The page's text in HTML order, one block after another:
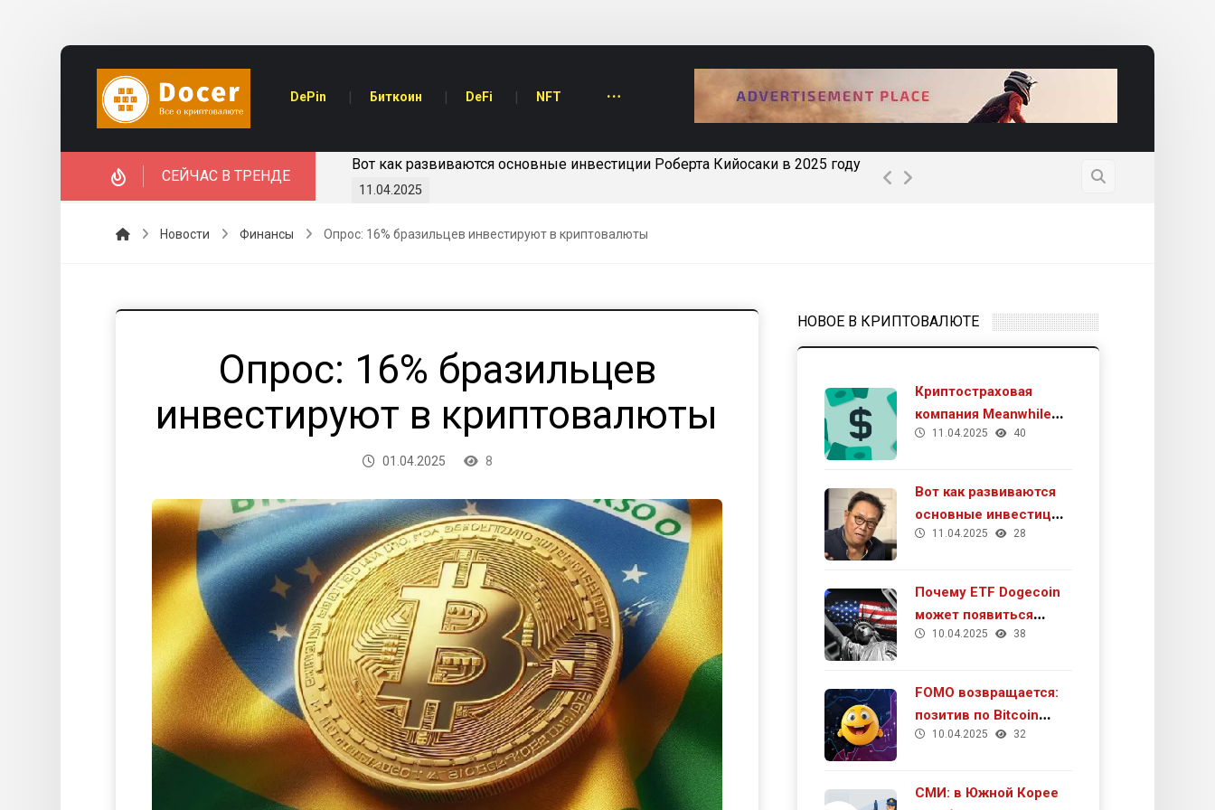
DePin Биткоин DeFi NFT
СЕЙЧАС В ТРЕНДЕ
инвестиции Роберта Кийосаки в 2025 году Почему ETF Dogecoin может появиться очень скоро 10.04.2025
Новости Финансы Опрос: 16% бразильцев инвестируют в криптовалюты
Опрос: 16% бразильцев
инвестируют в криптовалюты
01.04.2025 8
НОВОЕ В КРИПТОВАЛЮТЕ
Криптостраховая
компания Meanwhile
получила $40 млн в
11.04.2025 40
Вот как развиваются
основные инвестиции
Роберта Кийосаки в
11.04.2025 28
Почему ETF Dogecoin
может появиться
очень скоро
10.04.2025 38
FOMO возвращается:
позитив по Bitcoin
усилился
10.04.2025 32
СМИ: в Южной Корее